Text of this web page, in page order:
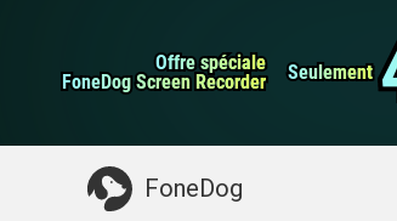
Offre spéciale
Offre spéciale
FoneDog Screen Recorder
FoneDog Screen Recorder Seulement
Seulement
FoneDog
Nettoyeur d'iPhone
Quelque chose dont vous pourriez